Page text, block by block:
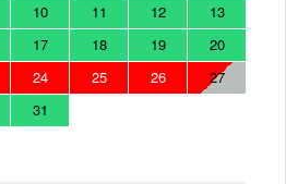
10 11 12
13
17 18 19
20
24 25 26
27
31